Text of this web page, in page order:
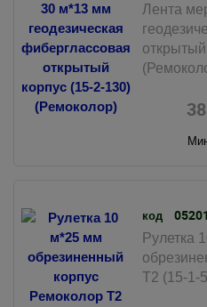
Лента
код
Рулетка
Т2 (15-1-